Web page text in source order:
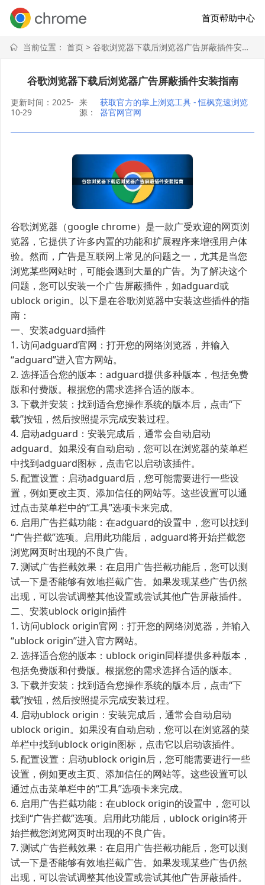
首页帮助中心
当前位置： 首页> 谷歌浏览器下载后浏览器广告屏蔽插件安装指南
谷歌浏览器下载后浏览器广告屏蔽插件安装指南
更新时间：2025-
10-29
来
源：
获取官方的掌上浏览工具 - 恒枫竞速浏览
器官网官网
谷歌浏览器（google chrome）是一款广受欢迎的网页浏
览器，它提供了许多内置的功能和扩展程序来增强用户体
验。然而，广告是互联网上常见的问题之一，尤其是当您
浏览某些网站时，可能会遇到大量的广告。为了解决这个
问题，您可以安装一个广告屏蔽插件，如adguard或
ublock origin。以下是在谷歌浏览器中安装这些插件的指
南：
一、安装adguard插件
1. 访问adguard官网：打开您的网络浏览器，并输入
“adguard”进入官方网站。
2. 选择适合您的版本：adguard提供多种版本，包括免费
版和付费版。根据您的需求选择合适的版本。
3. 下载并安装：找到适合您操作系统的版本后，点击“下
载”按钮，然后按照提示完成安装过程。
4. 启动adguard：安装完成后，通常会自动启动
adguard。如果没有自动启动，您可以在浏览器的菜单栏
中找到adguard图标，点击它以启动该插件。
5. 配置设置：启动adguard后，您可能需要进行一些设
置，例如更改主页、添加信任的网站等。这些设置可以通
过点击菜单栏中的“工具”选项卡来完成。
6. 启用广告拦截功能：在adguard的设置中，您可以找到
“广告拦截”选项。启用此功能后，adguard将开始拦截您
浏览网页时出现的不良广告。
7. 测试广告拦截效果：在启用广告拦截功能后，您可以测
试一下是否能够有效地拦截广告。如果发现某些广告仍然
出现，可以尝试调整其他设置或尝试其他广告屏蔽插件。
二、安装ublock origin插件
1. 访问ublock origin官网：打开您的网络浏览器，并输入
“ublock origin”进入官方网站。
2. 选择适合您的版本：ublock origin同样提供多种版本，
包括免费版和付费版。根据您的需求选择合适的版本。
3. 下载并安装：找到适合您操作系统的版本后，点击“下
载”按钮，然后按照提示完成安装过程。
4. 启动ublock origin：安装完成后，通常会自动启动
ublock origin。如果没有自动启动，您可以在浏览器的菜
单栏中找到ublock origin图标，点击它以启动该插件。
5. 配置设置：启动ublock origin后，您可能需要进行一些
设置，例如更改主页、添加信任的网站等。这些设置可以
通过点击菜单栏中的“工具”选项卡来完成。
6. 启用广告拦截功能：在ublock origin的设置中，您可以
找到“广告拦截”选项。启用此功能后，ublock origin将开
始拦截您浏览网页时出现的不良广告。
7. 测试广告拦截效果：在启用广告拦截功能后，您可以测
试一下是否能够有效地拦截广告。如果发现某些广告仍然
出现，可以尝试调整其他设置或尝试其他广告屏蔽插件。